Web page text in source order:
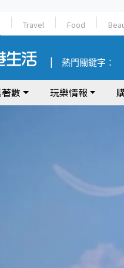
Travel Food
熱門關鍵字：
數 玩樂情報